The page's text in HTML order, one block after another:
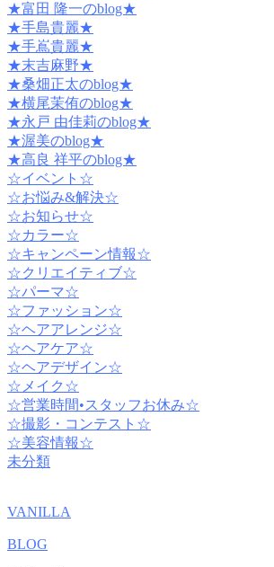
★富田 隆一のblog★
★手島貴麗★
★手嶌貴麗★
★末吉麻野★
★桑畑正太のblog★
★横尾茉侑のblog★
★永戸 由佳莉のblog★
★渥美のblog★
★高良 祥平のblog★
☆イベント☆
☆お悩み&解決☆
☆お知らせ☆
☆カラー☆
☆キャンペーン情報☆
☆クリエイティブ☆
☆パーマ☆
☆ファッション☆
☆ヘアアレンジ☆
☆ヘアケア☆
☆ヘアデザイン☆
☆メイク☆
☆営業時間•スタッフお休み☆
☆撮影・コンテスト☆
☆美容情報☆
未分類
VANILLA
BLOG